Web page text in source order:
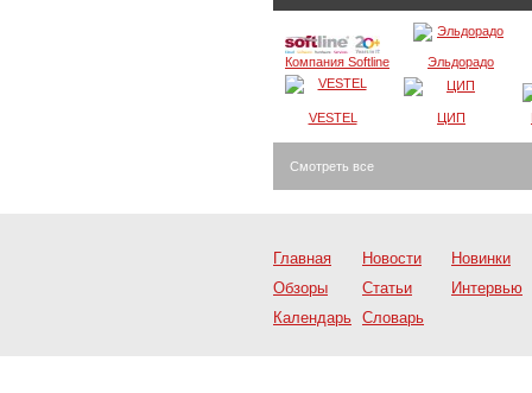
Компания Softline Эльдорадо
VESTEL ЦИП
Смотреть все
Главная Новости
Новинки
Обзоры
Статьи
Интервью
Календарь Словарь